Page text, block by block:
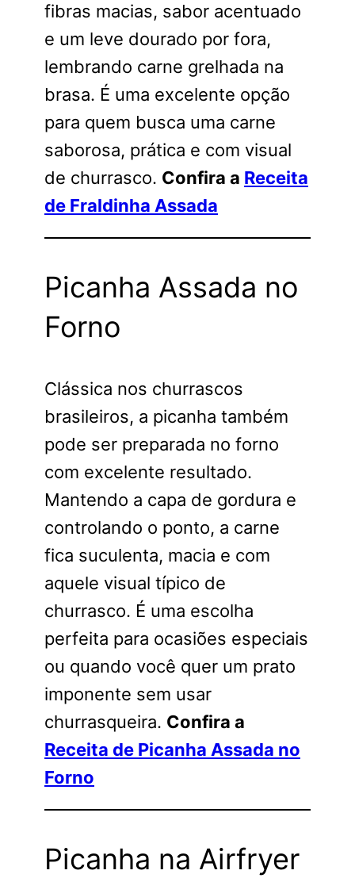
fibras macias, sabor acentuado
e um leve dourado por fora,
lembrando carne grelhada na
brasa. É uma excelente opção
para quem busca uma carne
saborosa, prática e com visual
de churrasco. Confira a Receita
de Fraldinha Assada
Picanha Assada no
Forno
Clássica nos churrascos
brasileiros, a picanha também
pode ser preparada no forno
com excelente resultado.
Mantendo a capa de gordura e
controlando o ponto, a carne
fica suculenta, macia e com
aquele visual típico de
churrasco. É uma escolha
perfeita para ocasiões especiais
ou quando você quer um prato
imponente sem usar
churrasqueira. Confira a
Receita de Picanha Assada no
Forno
Picanha na Airfryer